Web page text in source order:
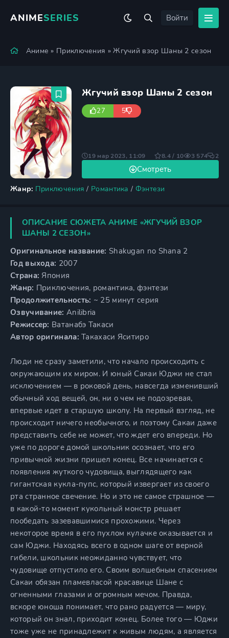
ANIMESERIES Войти
Аниме » Приключения » Жгучий взор Шаны 2 сезон
Жгучий взор Шаны 2 сезон
27 5
Жанр: Приключения / Романтика / Фэнтези
Смотреть
19 мар 2023, 11:09 8.4 / 10 3 574 2
ОПИСАНИЕ СЮЖЕТА АНИМЕ «ЖГУЧИЙ ВЗОР
ШАНЫ 2 СЕЗОН»
Оригинальное название: Shakugan no Shana 2
Год выхода: 2007
Страна: Япония
Жанр: Приключения, романтика, фэнтези
Продолжительность: ~ 25 минут серия
Озвучивание: Anilibria
Режиссер: Ватанабэ Такаси
Автор оригинала: Такахаси Яситиро
Люди не сразу заметили, что начало происходить с
окружающим их миром. И юный Сакаи Юджи не стал
исключением — в роковой день, навсегда изменивший
обычный ход вещей, он, ни о чем не подозревая,
впервые идет в старшую школу. На первый взгляд, не
происходит ничего необычного, и поэтому Сакаи даже
представить себе не может, что ждет его впереди. Но
уже по дороге домой школьник осознает, что его
привычной жизни пришел конец. Все начинается с
появления жуткого чудовища, выглядящего как
гигантская кукла-пупс, который извергает из своего
рта странное свечение. Но и это не самое страшное —
в какой-то момент кукольный монстр решает
пообедать зазевавшимися прохожими. Через
некоторое время в его пухлом кулачке оказывается и
сам Юджи. Находясь всего в одном шаге от верной
гибели, школьник неожиданно чувствует, что
чудовище отпустило его. Своим волшебным спасением
Сакаи обязан пламевласой красавице Шане с
огненными глазами и огромным мечом. Правда,
вскоре юноша понимает, что рано радуется — миру,
который он знал, приходит конец. Более того — Юджи
тоже уже не принадлежит к живым людям, а является